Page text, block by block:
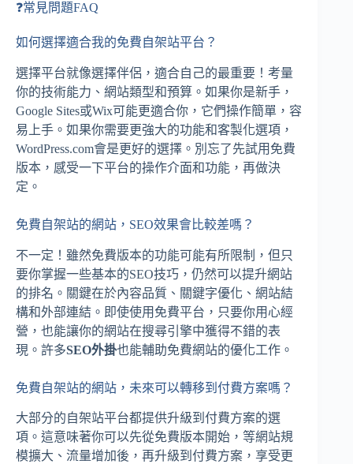
❓常見問題FAQ
如何選擇適合我的免費自架站平台？
選擇平台就像選擇伴侶，適合自己的最重要！考量
你的技術能力、網站類型和預算。如果你是新手，
Google Sites或Wix可能更適合你，它們操作簡單，容
易上手。如果你需要更強大的功能和客製化選項，
WordPress.com會是更好的選擇。別忘了先試用免費
版本，感受一下平台的操作介面和功能，再做決
定。
免費自架站的網站，SEO效果會比較差嗎？
不一定！雖然免費版本的功能可能有所限制，但只
要你掌握一些基本的SEO技巧，仍然可以提升網站
的排名。關鍵在於內容品質、關鍵字優化、網站結
構和外部連結。即使使用免費平台，只要你用心經
營，也能讓你的網站在搜尋引擎中獲得不錯的表
現。許多SEO外掛也能輔助免費網站的優化工作。
免費自架站的網站，未來可以轉移到付費方案嗎？
大部分的自架站平台都提供升級到付費方案的選
項。這意味著你可以先從免費版本開始，等網站規
模擴大、流量增加後，再升級到付費方案，享受更